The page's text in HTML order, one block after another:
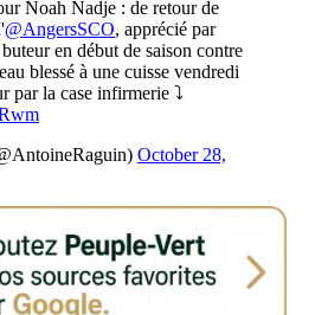
Noah Nadje : de retour de
@AngersSCO, apprécié par
en début de saison contre
blessé à une cuisse vendredi
par la case infirmerie ⤵️
October 28,